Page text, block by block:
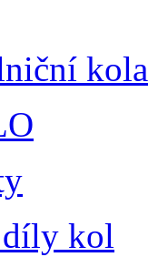
kola
díly kol